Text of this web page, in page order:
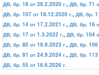
ДВ, бр. 18 от 28.2.2020 г., ДВ, бр. 71
ДВ, бр. 107 от 18.12.2020 г., ДВ, бр.
ДВ, бр. 14 от 17.2.2021 г., ДВ, бр. 16
ДВ, бр. 17 от 1.3.2022 г., ДВ, бр. 104
ДВ, бр. 80 от 19.9.2023 г., ДВ, бр. 106
ДВ, бр. 81 от 24.9.2024 г., ДВ, бр. 113
ДВ, бр. 55 от 16.6.2026 г.